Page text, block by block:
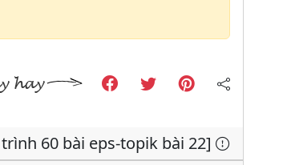
60 bài eps-topik bài 22]